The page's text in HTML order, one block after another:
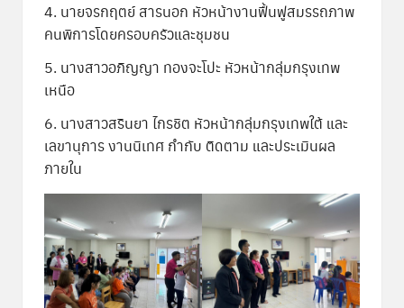
4. นายจรกฤตย์ สารนอก หัวหน้างานฟื้นฟูสมรรถภาพ
คนพิการโดยครอบครัวและชุมชน
5. นางสาวอภิญญา ทองจะโปะ หัวหน้ากลุ่มกรุงเทพ
เหนือ
6. นางสาวสรินยา ไกรชิต หัวหน้ากลุ่มกรุงเทพใต้ และ
เลขานุการ งานนิเทศ กำกับ ติดตาม และประเมินผล
ภายใน